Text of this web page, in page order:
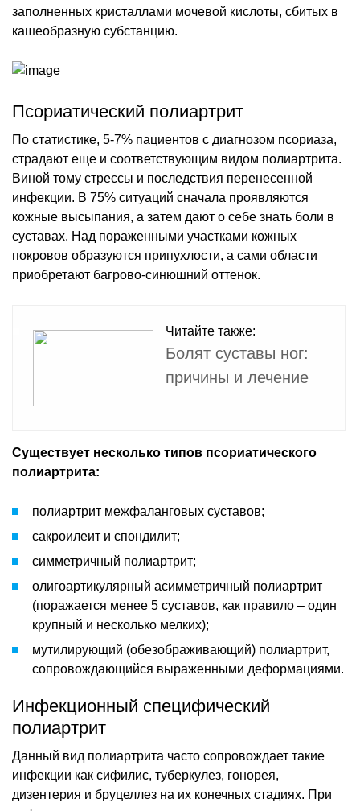
заполненных кристаллами мочевой кислоты, сбитых в
кашеобразную субстанцию.
Псориатический полиартрит
По статистике, 5-7% пациентов с диагнозом псориаза,
страдают еще и соответствующим видом полиартрита.
Виной тому стрессы и последствия перенесенной
инфекции. В 75% ситуаций сначала проявляются
кожные высыпания, а затем дают о себе знать боли в
суставах. Над пораженными участками кожных
покровов образуются припухлости, а сами области
приобретают багрово-синюшний оттенок.
Читайте также:
Болят суставы ног:
причины и лечение
Существует несколько типов псориатического
полиартрита:
полиартрит межфаланговых суставов;
сакроилеит и спондилит;
симметричный полиартрит;
олигоартикулярный асимметричный полиартрит
(поражается менее 5 суставов, как правило – один
крупный и несколько мелких);
мутилирующий (обезображивающий) полиартрит,
сопровождающийся выраженными деформациями.
Инфекционный специфический
полиартрит
Данный вид полиартрита часто сопровождает такие
инфекции как сифилис, туберкулез, гонорея,
дизентерия и бруцеллез на их конечных стадиях. При